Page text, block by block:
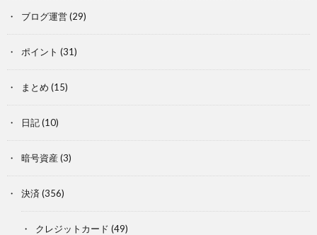
ブログ運営(29)
ポイント (31)
まとめ (15)
日記(10)
暗号資産 (3)
決済 (356)
クレジットカード (49)